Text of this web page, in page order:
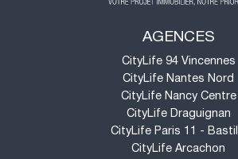
AGENCES
CityLife 94 Vincennes
CityLife Nantes Nord
CityLife Nancy Centre
CityLife Draguignan
CityLife Paris 11 -
CityLife Arcachon